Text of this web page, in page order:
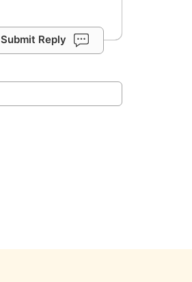
Submit Reply